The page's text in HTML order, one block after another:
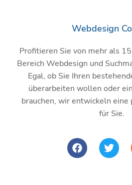
Webdesign
Profitieren Sie von mehr als
Bereich Webdesign und
Egal, ob Sie Ihren
überarbeiten wollen oder
brauchen, wir entwickeln eine
für Sie.
F
a
c
T
w
i